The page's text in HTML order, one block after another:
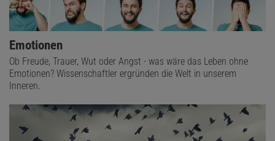
Emotionen
Ob Freude, Trauer, Wut oder Angst - was wäre das Leben ohne
Emotionen? Wissenschaftler ergründen die Welt in unserem
Inneren.